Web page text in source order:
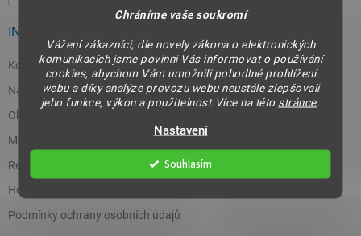
Chráníme vaše soukromí
Vážení zákazníci, dle novely zákona o elektronických
komunikacích jsme povinni Vás informovat o používání
cookies, abychom Vám umožnili pohodlné prohlížení
webu a díky analýze provozu webu neustále zlepšovali
jeho funkce, výkon a použitelnost.Více na této stránce.
Nastavení
Souhlasím
INFORMACE PRO VÁS
Kontakty
Napište nám
Obchodní podmínky
Moje objednávka
Reklamace a vrácení zboží
Hodnocení obchodu
Podmínky ochrany osobních údajů